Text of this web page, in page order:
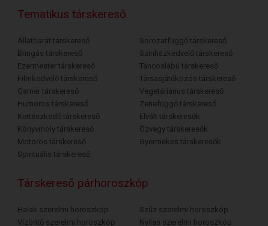
Tematikus társkereső
Állatbarát társkereső
Bringás társkereső
Ezermester társkereső
Filmkedvelő társkereső
Gamer társkereső
Humoros társkereső
Kertészkedő társkereső
Könyvmoly társkereső
Motoros társkereső
Spirituális társkereső
Sorozatfüggő társkereső
Színházkedvelő társkereső
Táncoslábú társkereső
Társasjátékozós társkereső
Vegetáriánus társkereső
Zenefüggő társkereső
Elvált társkeresők
Özvegy társkeresők
Gyermekes társkeresők
Társkereső párhoroszkóp
Halak szerelmi horoszkóp
Vízöntő szerelmi horoszkóp
Szűz szerelmi horoszkóp
Nyilas szerelmi horoszkóp